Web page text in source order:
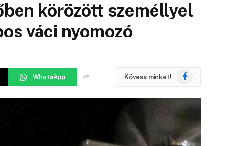
körözött személlyel
váci nyomozó
WhatsApp Kövess minket! Facebook